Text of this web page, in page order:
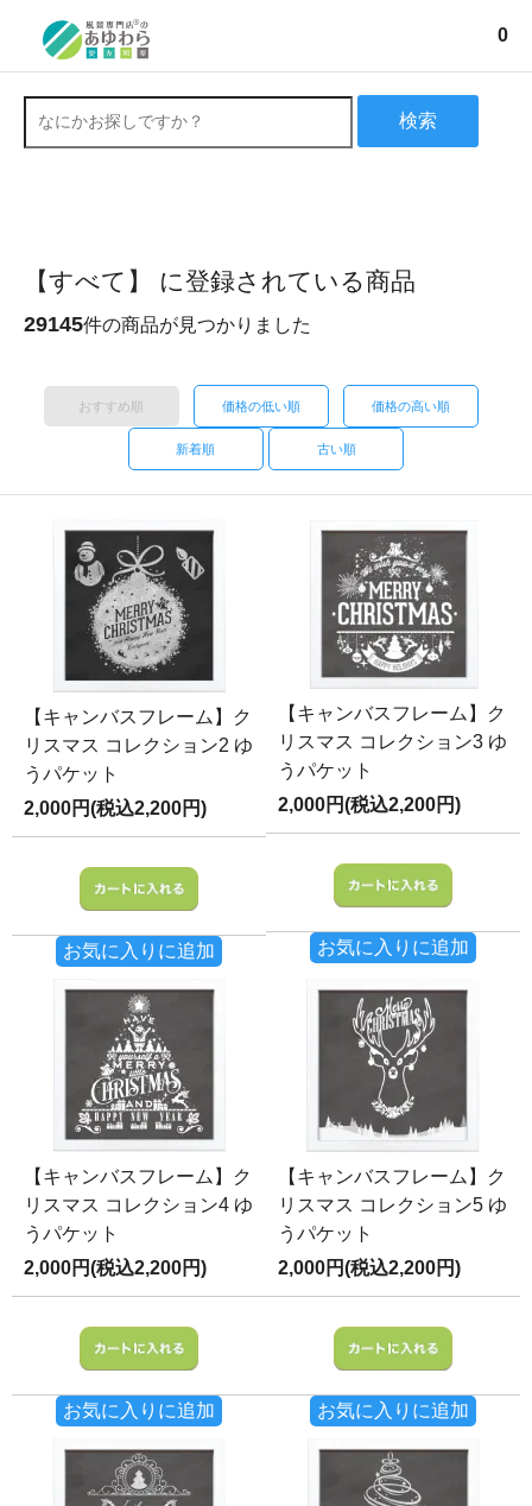
0
検索
【すべて】 に登録されている商品
29145件の商品が見つかりました
おすすめ順 価格の低い順 価格の高い順
新着順 古い順
【キャンバスフレーム】ク
リスマス コレクション2 ゆ
うパケット
2,000円(税込2,200円)
お気に入りに追加
【キャンバスフレーム】ク
リスマス コレクション3 ゆ
うパケット
2,000円(税込2,200円)
お気に入りに追加
【キャンバスフレーム】ク
リスマス コレクション4 ゆ
うパケット
2,000円(税込2,200円)
お気に入りに追加
【キャンバスフレーム】ク
リスマス コレクション5 ゆ
うパケット
2,000円(税込2,200円)
お気に入りに追加